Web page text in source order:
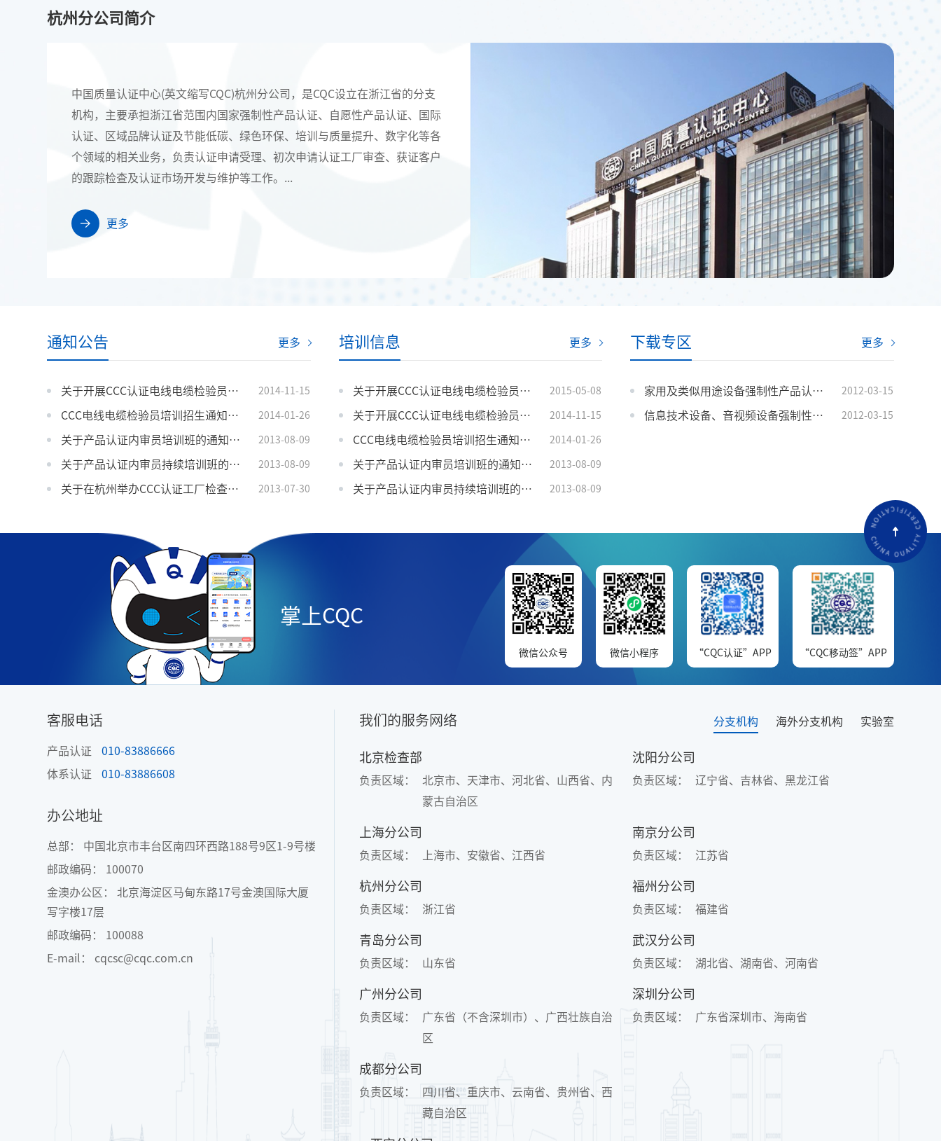
杭州分公司简介
中国质量认证中心(英文缩写CQC)杭州分公司，是CQC设立在浙江省的分支
机构，主要承担浙江省范围内国家强制性产品认证、自愿性产品认证、国际
认证、区域品牌认证及节能低碳、绿色环保、培训与质量提升、数字化等各
个领域的相关业务，负责认证申请受理、初次申请认证工厂审查、获证客户
的跟踪检查及认证市场开发与维护等工作。...
更多
通知公告 更多
关于开展CCC认证电线电缆检验员培训的通知 2014-11-15
CCC电线电缆检验员培训招生通知（2014年2月杭州） 2014-01-26
关于产品认证内审员培训班的通知（宁波班8.21-23） 2013-08-09
关于产品认证内审员持续培训班的通知（温州8.29-30） 2013-08-09
关于在杭州举办CCC认证工厂检查员培训班的通知 2013-07-30
培训信息 更多
关于开展CCC认证电线电缆检验员培训的通知（宁波） 2015-05-08
关于开展CCC认证电线电缆检验员培训的通知 2014-11-15
CCC电线电缆检验员培训招生通知（2014年2月杭州） 2014-01-26
关于产品认证内审员培训班的通知（宁波班8.21-23） 2013-08-09
关于产品认证内审员持续培训班的通知（温州8.29-30） 2013-08-09
下载专区 更多
家用及类似用途设备强制性产品认证技术负责人认定证书申请及发放说明 2012-03-15
信息技术设备、音视频设备强制性产品认证技术负责人认定证书申请及发放说明 2012-03-15
掌上CQC
微信公众号 微信小程序 “CQC认证”APP “CQC移动签”APP
客服电话
产品认证 010-83886666
体系认证 010-83886608
办公地址
总部： 中国北京市丰台区南四环西路188号9区1-9号楼
邮政编码： 100070
金澳办公区： 北京海淀区马甸东路17号金澳国际大厦
写字楼17层
邮政编码： 100088
E-mail： cqcsc@cqc.com.cn
我们的服务网络 分支机构 海外分支机构 实验室
北京检查部
负责区域：
北京市、天津市、河北省、山西省、内
蒙古自治区
沈阳分公司
负责区域： 辽宁省、吉林省、黑龙江省
上海分公司
负责区域： 上海市、安徽省、江西省
南京分公司
负责区域： 江苏省
杭州分公司
负责区域： 浙江省
福州分公司
负责区域： 福建省
青岛分公司
负责区域： 山东省
武汉分公司
负责区域： 湖北省、湖南省、河南省
广州分公司
负责区域：
广东省（不含深圳市）、广西壮族自治
区
深圳分公司
负责区域： 广东省深圳市、海南省
成都分公司
负责区域：
四川省、重庆市、云南省、贵州省、西
藏自治区